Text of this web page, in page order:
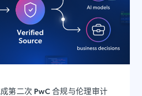
第二次 PwC 合规与伦理审计